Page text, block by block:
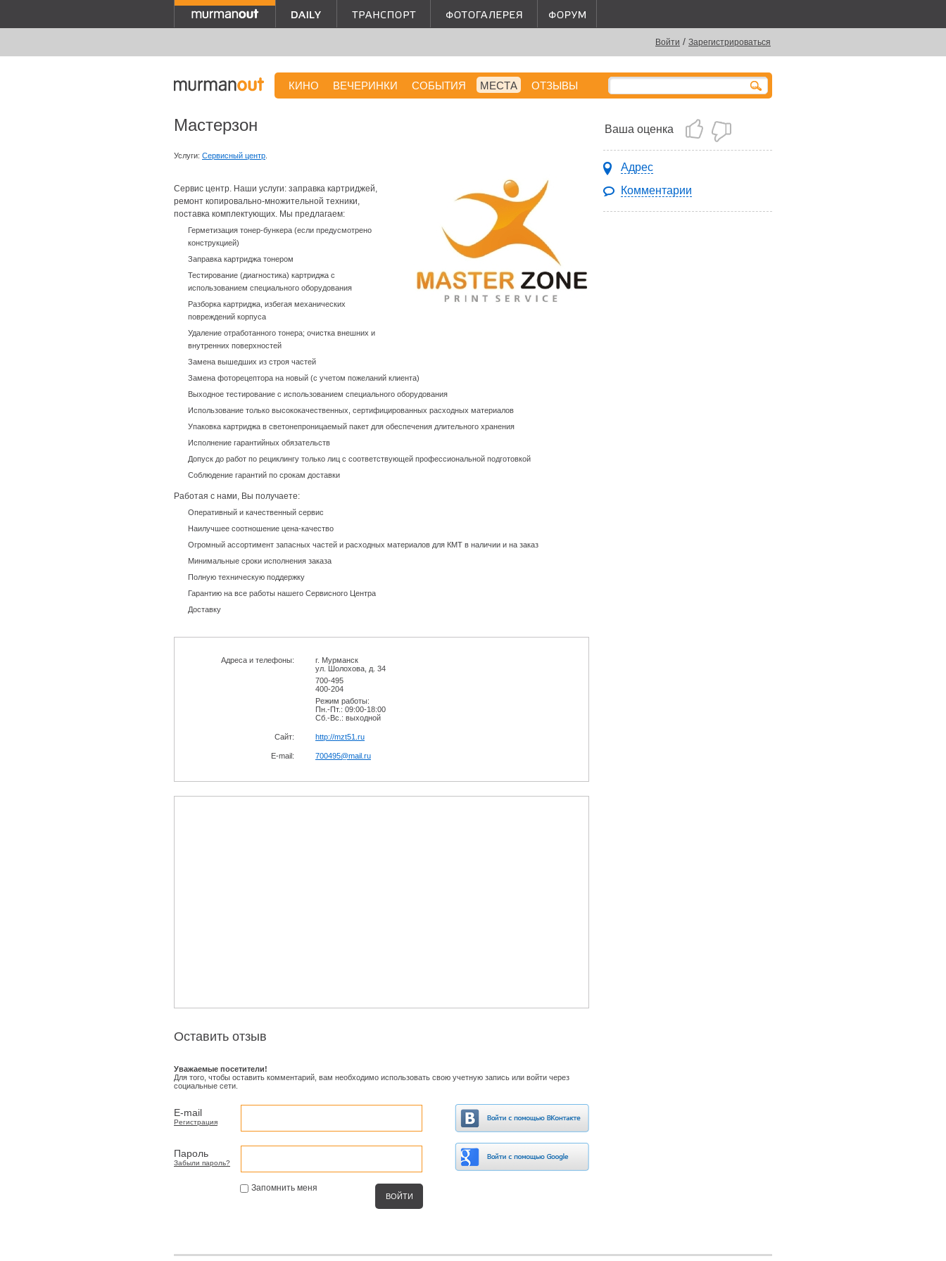
Войти / Зарегистрироваться
КИНО ВЕЧЕРИНКИ СОБЫТИЯ МЕСТА ОТЗЫВЫ
Ваша оценка
Адрес
Комментарии
Мастерзон
Услуги: Сервисный центр
Сервис центр. Наши услуги: заправка картриджей,
ремонт копировально-множительной техники,
поставка комплектующих. Мы предлагаем:
Герметизация тонер-бункера (если предусмотрено
конструкцией)
Заправка картриджа тонером
Тестирование (диагностика) картриджа с
использованием специального оборудования
Разборка картриджа, избегая механических
повреждений корпуса
Удаление отработанного тонера; очистка внешних и
внутренних поверхностей
Замена вышедших из строя частей
Замена фоторецептора на новый (с учетом пожеланий клиента)
Выходное тестирование с использованием специального оборудования
Использование только высококачественных, сертифицированных расходных материалов
Упаковка картриджа в светонепроницаемый пакет для обеспечения длительного хранения
Исполнение гарантийных обязательств
Допуск до работ по рециклингу только лиц с соответствующей профессиональной подготовкой
Соблюдение гарантий по срокам доставки
Работая с нами, Вы получаете:
Оперативный и качественный сервис
Наилучшее соотношение цена-качество
Огромный ассортимент запасных частей и расходных материалов для КМТ в наличии и на заказ
Минимальные сроки исполнения заказа
Полную техническую поддержку
Гарантию на все работы нашего Сервисного Центра
Доставку
Адреса и телефоны:
г. Мурманск
ул. Шолохова, д. 34
700-495
400-204
Режим работы:
Пн.-Пт.: 09:00-18:00
Сб.-Вс.: выходной
Cайт: http://mzt51.ru
E-mail: 700495@mail.ru
Оставить отзыв
Уважаемые посетители!
Для того, чтобы оставить комментарий, вам необходимо использовать свою учетную запись или войти через
социальные сети.
E-mail
Регистрация
Пароль
Забыли пароль?
Запомнить меня